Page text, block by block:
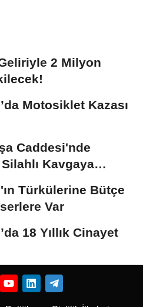
2 Milyon
Motosiklet Kazası
Caddesi'nde
Silahlı Kavgaya
Türkülerine Bütçe
Var
18 Yıllık Cinayet